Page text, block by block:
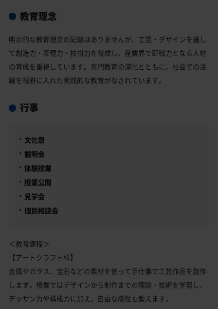
教育理念
明示的な教育理念の記載はありませんが、工芸・デザインを通し
て創造力・表現力・技術力を育成し、産業界で即戦力となる人材
の育成を重視しています。専門教育の深化とともに、社会での活
躍を視野に入れた実践的な教育がなされています。
行事
文化祭
説明会
体験授業
授業公開
見学会
個別相談会
＜教育課程＞
【アートクラフト科】
金属やガラス、宝石などの素材を使って手仕事で工芸作品を創作
します。授業ではデザインから制作までの理論・技術を学習し、
デッサン力や構成力に加え、自由な感性も鍛えます。